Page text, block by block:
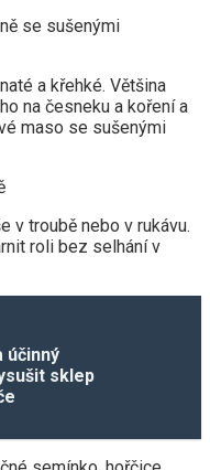
a křehké. Většina
na česneku a koření a
maso se sušenými
v troubě nebo v rukávu.
roli bez selhání v
účinný
sklep